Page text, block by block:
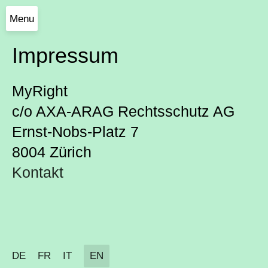
Menu
Impressum
MyRight
c/o AXA-ARAG Rechtsschutz AG
Ernst-Nobs-Platz 7
8004 Zürich
Kontakt
DE FR IT EN